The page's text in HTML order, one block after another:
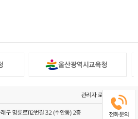
관리자 로그인
구 명륜로112번길 32 (수안동) 2층 전화문의